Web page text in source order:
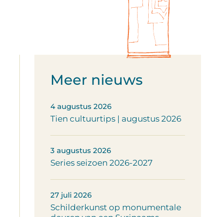
Meer nieuws
4 augustus 2026
Tien cultuurtips | augustus 2026
3 augustus 2026
Series seizoen 2026-2027
27 juli 2026
Schilderkunst op monumentale